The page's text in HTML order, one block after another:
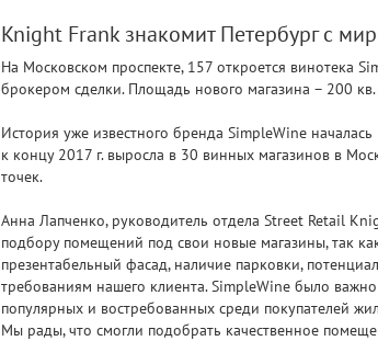
Knight Frank знакомит Петербург с
На Московском проспекте, 157 откроется винотека
брокером сделки. Площадь нового магазина – 200
История уже известного бренда SimpleWine
к концу 2017 г. выросла в 30 винных магазинов в
точек.
Анна Лапченко, руководитель отдела Street Retail
подбору помещений под свои новые магазины, так
презентабельный фасад, наличие парковки,
требованиям нашего клиента. SimpleWine было
популярных и востребованных среди покупателей
Мы рады, что смогли подобрать качественное